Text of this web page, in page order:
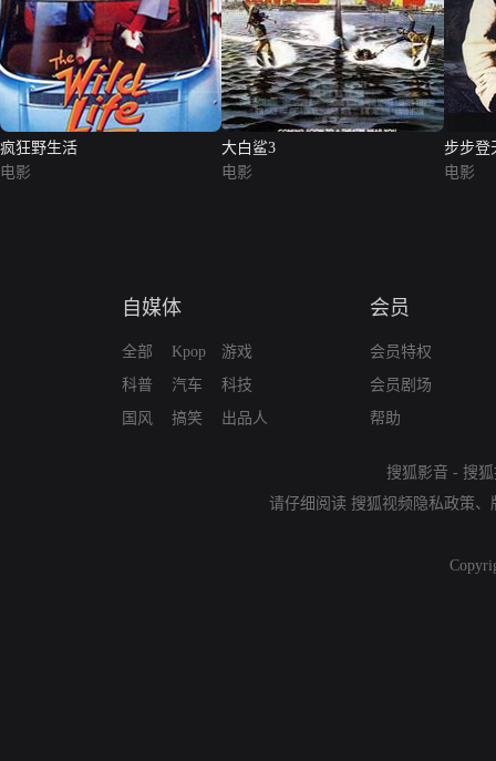
疯狂野生活
电影
大白鲨3
电影
步步登
电影
自媒体
全部
科普
国风
Kpop
汽车
搞笑
游戏
科技
出品人
会员
会员特权
会员剧场
帮助
搜狐影音 - 搜
请仔细阅读 搜狐视频隐私政策、